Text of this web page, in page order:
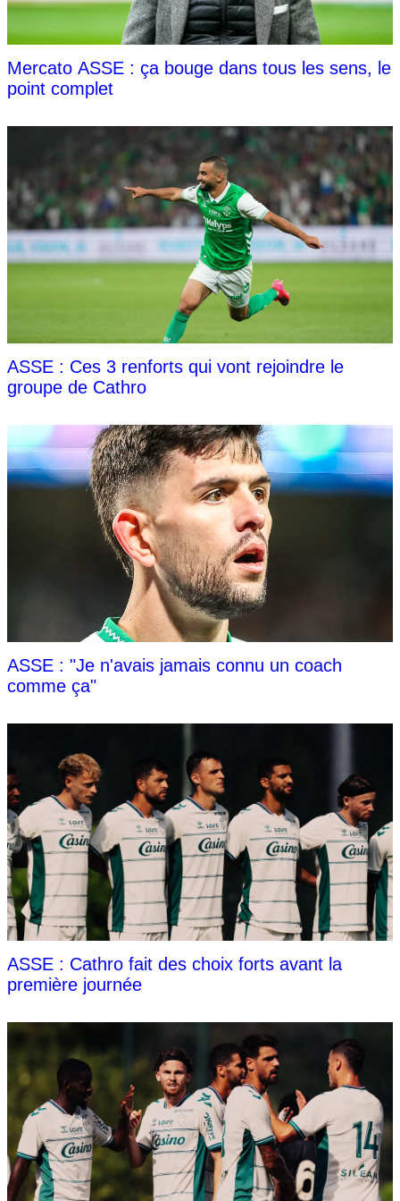
Mercato ASSE : ça bouge dans tous les sens, le
point complet
ASSE : Ces 3 renforts qui vont rejoindre le
groupe de Cathro
ASSE : "Je n'avais jamais connu un coach
comme ça"
ASSE : Cathro fait des choix forts avant la
première journée